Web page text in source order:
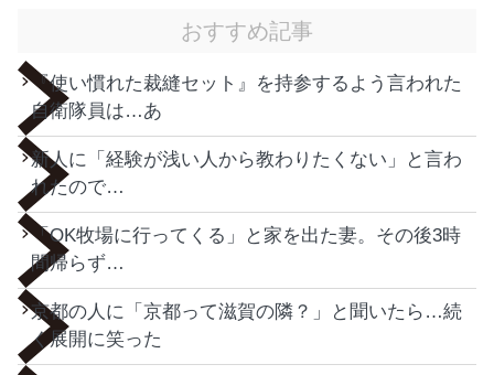
おすすめ記事
『使い慣れた裁縫セット』を持参するよう言われた
自衛隊員は…あ
新人に「経験が浅い人から教わりたくない」と言わ
れたので…
「OK牧場に行ってくる」と家を出た妻。その後3時
間帰らず…
京都の人に「京都って滋賀の隣？」と聞いたら…続
く展開に笑った